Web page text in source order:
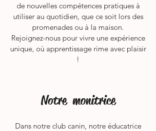
de nouvelles compétences pratiques à
utiliser au quotidien, que ce soit lors des
promenades ou à la maison.
Rejoignez-nous pour vivre une expérience
unique, où apprentissage rime avec plaisir
!
Notre monitrice
Dans notre club canin, notre éducatrice